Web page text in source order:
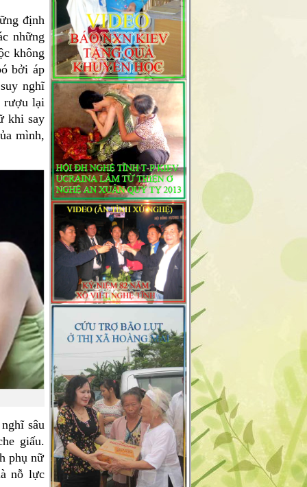
định
những
không
bởi áp
nghĩ
rượu lại
khi say
mình,
sâu
giấu.
phụ nữ
nỗ lực